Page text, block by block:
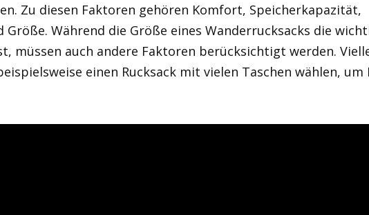
Zu diesen Faktoren gehören Komfort, Speicherkapazität,
Größe. Während die Größe eines Wanderrucksacks die
müssen auch andere Faktoren berücksichtigt werden.
einen Rucksack mit vielen Taschen wählen, um